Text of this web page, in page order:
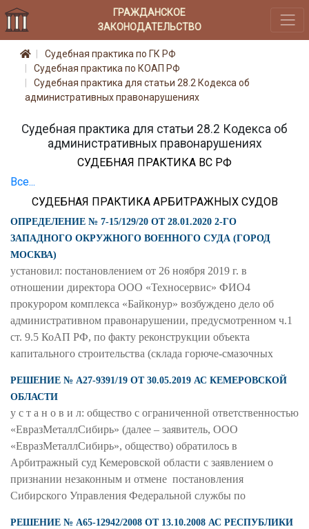
ГРАЖДАНСКОЕ
ЗАКОНОДАТЕЛЬСТВО
Судебная практика по ГК РФ
Судебная практика по КОАП РФ
Судебная практика для статьи 28.2 Кодекса об
административных правонарушениях
Судебная практика для статьи 28.2 Кодекса об
административных правонарушениях
СУДЕБНАЯ ПРАКТИКА ВС РФ
Все...
СУДЕБНАЯ ПРАКТИКА АРБИТРАЖНЫХ СУДОВ
ОПРЕДЕЛЕНИЕ № 7-15/129/20 ОТ 28.01.2020 2-ГО
ЗАПАДНОГО ОКРУЖНОГО ВОЕННОГО СУДА (ГОРОД
МОСКВА)
установил: постановлением от 26 ноября 2019 г. в
отношении директора ООО «Техносервис» ФИО4
прокурором комплекса «Байконур» возбуждено дело об
административном правонарушении, предусмотренном ч.1
ст. 9.5 КоАП РФ, по факту реконструкции объекта
капитального строительства (склада горюче-смазочных
РЕШЕНИЕ № А27-9391/19 ОТ 30.05.2019 АС КЕМЕРОВСКОЙ
ОБЛАСТИ
у с т а н о в и л: общество с ограниченной ответственностью
«ЕвразМеталлСибирь» (далее – заявитель, ООО
«ЕвразМеталлСибирь», общество) обратилось в
Арбитражный суд Кемеровской области с заявлением о
признании незаконным и отмене постановления
Сибирского Управления Федеральной службы по
РЕШЕНИЕ № А65-12942/2008 ОТ 13.10.2008 АС РЕСПУБЛИКИ